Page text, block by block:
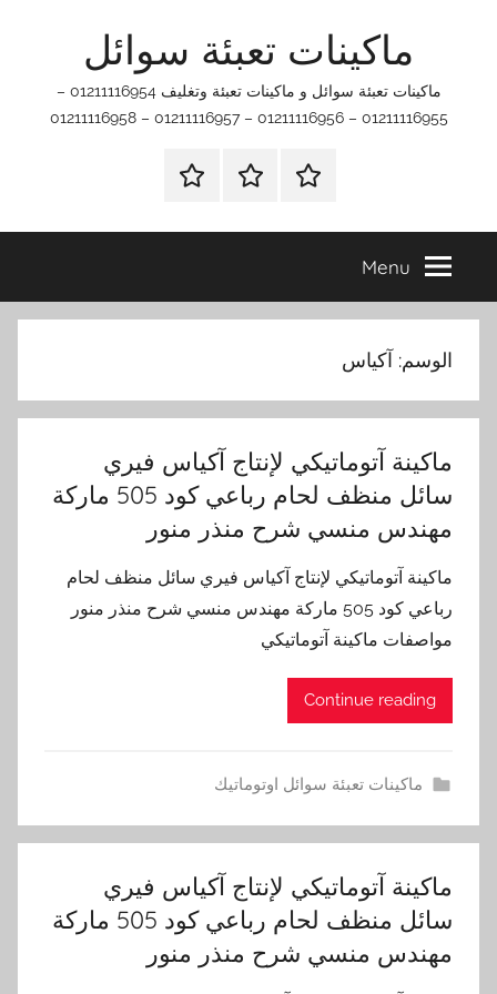
ماكينات تعبئة سوائل
ماكينات تعبئة سوائل و ماكينات تعبئة وتغليف 01211116954 –
01211116955 – 01211116956 – 01211116957 – 01211116958
اتصل
اتـصـل
في
التي
الرئيسيه
Menu
الوسم: آكياس
ماكينة آتوماتيكي لإنتاج آكياس فيري
سائل منظف لحام رباعي كود 505 ماركة
مهندس منسي شرح منذر منور
ماكينة آتوماتيكي لإنتاج آكياس فيري سائل منظف لحام
رباعي كود 505 ماركة مهندس منسي شرح منذر منور
مواصفات ماكينة آتوماتيكي
Continue reading
ماكينات تعبئة سوائل اوتوماتيك
ماكينة آتوماتيكي لإنتاج آكياس فيري
سائل منظف لحام رباعي كود 505 ماركة
مهندس منسي شرح منذر منور